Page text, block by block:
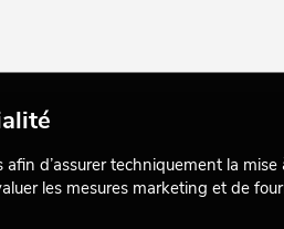
d’assurer techniquement la
les mesures marketing et de